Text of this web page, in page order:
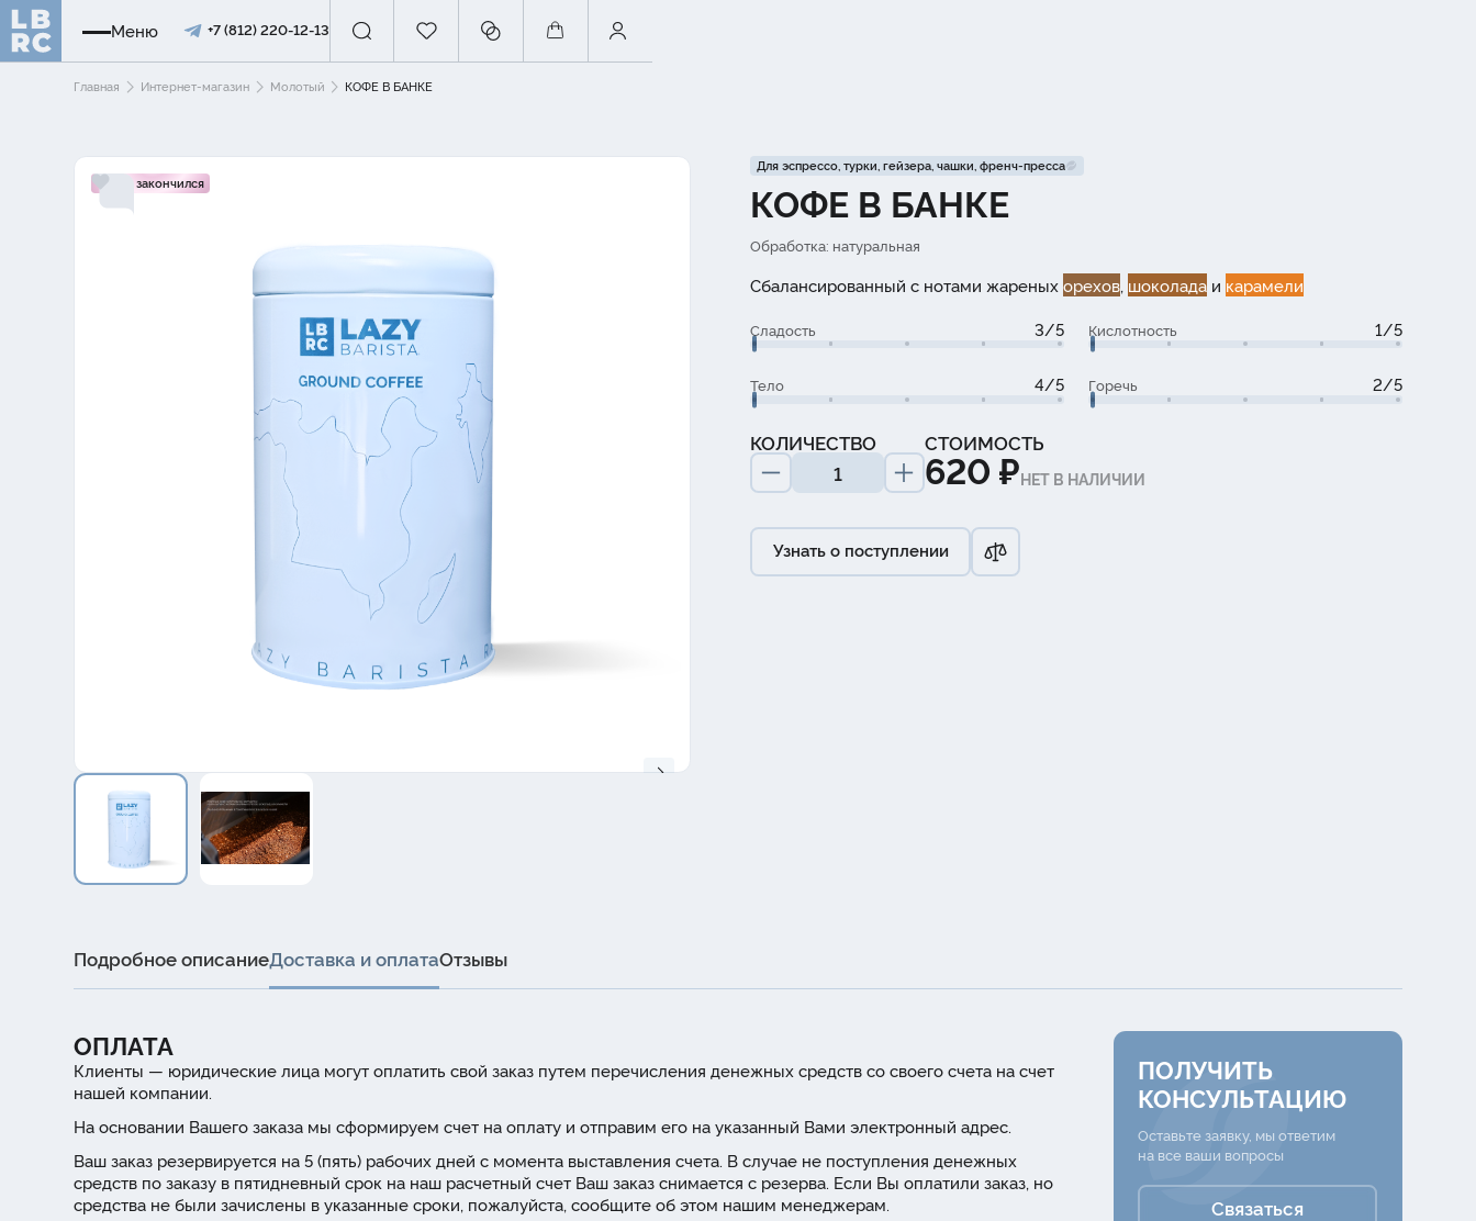
Меню +7 (812) 220-12-13
Главная Интернет-магазин Молотый КОФЕ В БАНКЕ
Товар закончился
Товар закончился
Для эспрессо, турки, гейзера, чашки, френч-пресса
КОФЕ В БАНКЕ
Обработка: натуральная
Сбалансированный с нотами жареныхорехов, шоколада и карамели
Сладость 3/5 Кислотность 1/5
Тело 4/5 Горечь 2/5
КОЛИЧЕСТВО СТОИМОСТЬ
620 ₽НЕТ В НАЛИЧИИ
Узнать о поступлении
Подробное описаниеДоставка и оплатаОтзывы
ОПЛАТА
Клиенты — юридические лица могут оплатить свой заказ путем перечисления денежных средств со своего счета на счет
нашей компании.
На основании Вашего заказа мы сформируем счет на оплату и отправим его на указанный Вами электронный адрес.
Ваш заказ резервируется на 5 (пять) рабочих дней с момента выставления счета. В случае не поступления денежных
средств по заказу в пятидневный срок на наш расчетный счет Ваш заказ снимается с резерва. Если Вы оплатили заказ, но
средства не были зачислены в указанные сроки, пожалуйста, сообщите об этом нашим менеджерам.
ПОЛУЧИТЬ
КОНСУЛЬТАЦИЮ
Оставьте заявку, мы ответим
на все ваши вопросы
Связаться